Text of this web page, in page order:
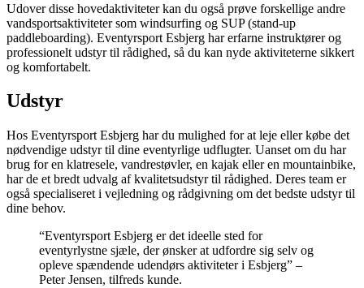
Udover disse hovedaktiviteter kan du også prøve forskellige andre
vandsportsaktiviteter som windsurfing og SUP (stand-up
paddleboarding). Eventyrsport Esbjerg har erfarne instruktører og
professionelt udstyr til rådighed, så du kan nyde aktiviteterne sikkert
og komfortabelt.
Udstyr
Hos Eventyrsport Esbjerg har du mulighed for at leje eller købe det
nødvendige udstyr til dine eventyrlige udflugter. Uanset om du har
brug for en klatresele, vandrestøvler, en kajak eller en mountainbike,
har de et bredt udvalg af kvalitetsudstyr til rådighed. Deres team er
også specialiseret i vejledning og rådgivning om det bedste udstyr til
dine behov.
“Eventyrsport Esbjerg er det ideelle sted for
eventyrlystne sjæle, der ønsker at udfordre sig selv og
opleve spændende udendørs aktiviteter i Esbjerg” –
Peter Jensen, tilfreds kunde.